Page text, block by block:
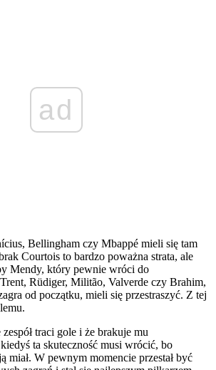
ad
Bellingham czy Mbappé mieli się tam
Courtois to bardzo poważna strata, ale
Mendy, który pewnie wróci do
Rüdiger, Militão, Valverde czy Brahim,
od początku, mieli się przestraszyć. Z tej
traci gole i że brakuje mu
ta skuteczność musi wrócić, bo
miał. W pewnym momencie przestał być